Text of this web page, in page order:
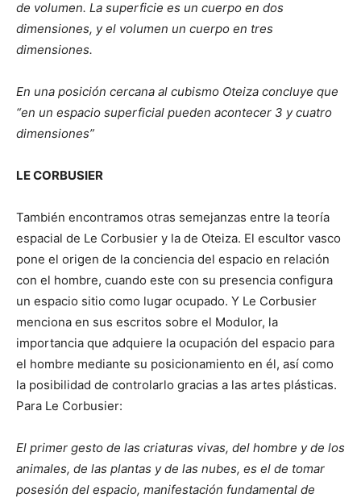
de volumen. La superficie es un cuerpo en dos
dimensiones, y el volumen un cuerpo en tres
dimensiones.
En una posición cercana al cubismo Oteiza concluye que
“en un espacio superficial pueden acontecer 3 y cuatro
dimensiones”
LE CORBUSIER
También encontramos otras semejanzas entre la teoría
espacial de Le Corbusier y la de Oteiza. El escultor vasco
pone el origen de la conciencia del espacio en relación
con el hombre, cuando este con su presencia configura
un espacio sitio como lugar ocupado. Y Le Corbusier
menciona en sus escritos sobre el Modulor, la
importancia que adquiere la ocupación del espacio para
el hombre mediante su posicionamiento en él, así como
la posibilidad de controlarlo gracias a las artes plásticas.
Para Le Corbusier:
El primer gesto de las criaturas vivas, del hombre y de los
animales, de las plantas y de las nubes, es el de tomar
posesión del espacio, manifestación fundamental de